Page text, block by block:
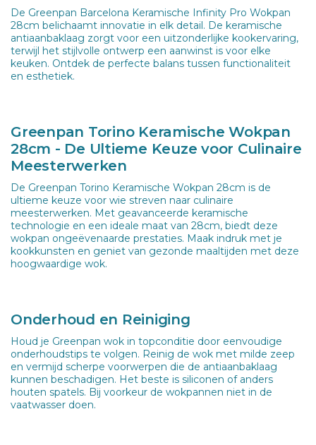
De Greenpan Barcelona Keramische Infinity Pro Wokpan
28cm belichaamt innovatie in elk detail. De keramische
antiaanbaklaag zorgt voor een uitzonderlijke kookervaring,
terwijl het stijlvolle ontwerp een aanwinst is voor elke
keuken. Ontdek de perfecte balans tussen functionaliteit
en esthetiek.
Greenpan Torino Keramische Wokpan
28cm - De Ultieme Keuze voor Culinaire
Meesterwerken
De Greenpan Torino Keramische Wokpan 28cm is de
ultieme keuze voor wie streven naar culinaire
meesterwerken. Met geavanceerde keramische
technologie en een ideale maat van 28cm, biedt deze
wokpan ongeëvenaarde prestaties. Maak indruk met je
kookkunsten en geniet van gezonde maaltijden met deze
hoogwaardige wok.
Onderhoud en Reiniging
Houd je Greenpan wok in topconditie door eenvoudige
onderhoudstips te volgen. Reinig de wok met milde zeep
en vermijd scherpe voorwerpen die de antiaanbaklaag
kunnen beschadigen. Het beste is siliconen of anders
houten spatels. Bij voorkeur de wokpannen niet in de
vaatwasser doen.